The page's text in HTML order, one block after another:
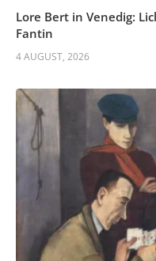
Lore Bert in Venedig:
Fantin
4 AUGUST, 2026